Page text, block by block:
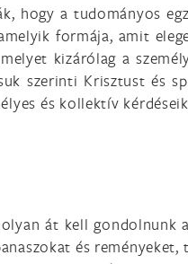
hogy a tudományos
formája, amit
kizárólag a
szerinti Krisztust és
és kollektív
át kell gondolnunk
és